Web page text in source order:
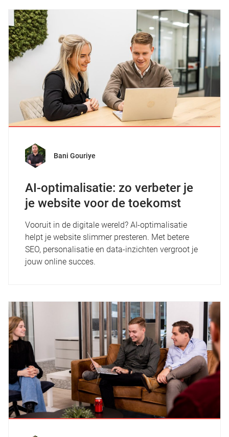
Bani Gouriye
AI-optimalisatie: zo verbeter je
je website voor de toekomst
Vooruit in de digitale wereld? AI-optimalisatie
helpt je website slimmer presteren. Met betere
SEO, personalisatie en data-inzichten vergroot je
jouw online succes.